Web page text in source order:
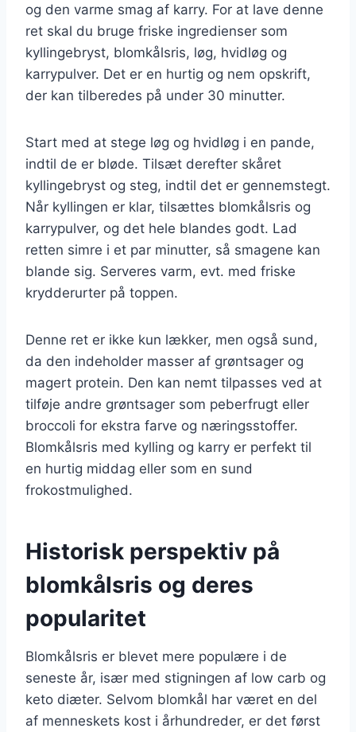
og den varme smag af karry. For at lave denne
ret skal du bruge friske ingredienser som
kyllingebryst, blomkålsris, løg, hvidløg og
karrypulver. Det er en hurtig og nem opskrift,
der kan tilberedes på under 30 minutter.
Start med at stege løg og hvidløg i en pande,
indtil de er bløde. Tilsæt derefter skåret
kyllingebryst og steg, indtil det er gennemstegt.
Når kyllingen er klar, tilsættes blomkålsris og
karrypulver, og det hele blandes godt. Lad
retten simre i et par minutter, så smagene kan
blande sig. Serveres varm, evt. med friske
krydderurter på toppen.
Denne ret er ikke kun lækker, men også sund,
da den indeholder masser af grøntsager og
magert protein. Den kan nemt tilpasses ved at
tilføje andre grøntsager som peberfrugt eller
broccoli for ekstra farve og næringsstoffer.
Blomkålsris med kylling og karry er perfekt til
en hurtig middag eller som en sund
frokostmulighed.
Historisk perspektiv på
blomkålsris og deres
popularitet
Blomkålsris er blevet mere populære i de
seneste år, især med stigningen af low carb og
keto diæter. Selvom blomkål har været en del
af menneskets kost i århundreder, er det først